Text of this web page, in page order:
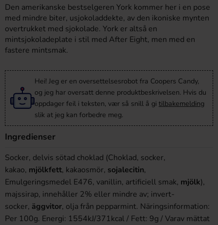
Den amerikanske bestselgeren York kommer her i en pose
med mindre biter, usjokoladdekte, av den ikoniske mynten
overtrukket med sjokolade. York er altså en
mintsjokoladeplate i stil med After Eight, men med en
fastere mintsmak.
Hei! Jeg er en oversettelsesrobot fra Coopers Candy,
og jeg har oversatt denne produktbeskrivelsen. Hvis du
oppdager feil i teksten, vær så snill å gi tilbakemelding
slik at jeg kan forbedre meg.
Ingredienser
Socker, delvis sötad choklad (Choklad, socker,
kakao, mjölkfett, kakaosmör, sojalecitin,
Emulgeringsmedel E476, vanillin, artificiell smak, mjölk),
majssirap, innehåller 2% eller mindre av; invert-
socker, äggvitor, olja från pepparmint. Näringsinformation:
Per 100g. Energi: 1554kJ/371kcal / Fett: 9g / Varav mättat